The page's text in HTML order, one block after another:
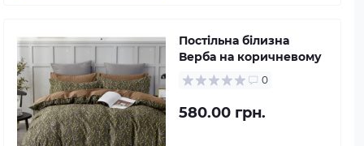
Постільна білизна
Верба на коричневому
0
580.00 грн.